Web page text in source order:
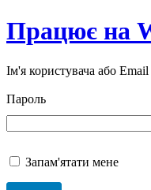
Працює на
Ім'я користувача або Email
Пароль
Запам'ятати мене